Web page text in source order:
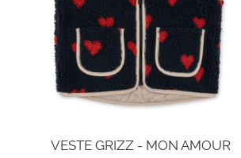
VESTE GRIZZ - MON AMOUR